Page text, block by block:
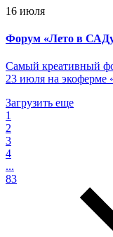
16 июля
Форум «Лето в
Самый креативный
23 июля на экоферме
Загрузить еще
1
2
3
4
...
83